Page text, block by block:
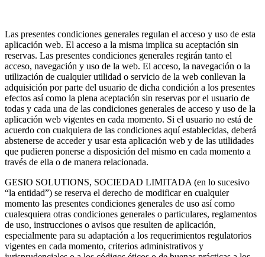
Las presentes condiciones generales regulan el acceso y uso de esta
aplicación web. El acceso a la misma implica su aceptación sin
reservas. Las presentes condiciones generales regirán tanto el
acceso, navegación y uso de la web. El acceso, la navegación o la
utilización de cualquier utilidad o servicio de la web conllevan la
adquisición por parte del usuario de dicha condición a los presentes
efectos así como la plena aceptación sin reservas por el usuario de
todas y cada una de las condiciones generales de acceso y uso de la
aplicación web vigentes en cada momento. Si el usuario no está de
acuerdo con cualquiera de las condiciones aquí establecidas, deberá
abstenerse de acceder y usar esta aplicación web y de las utilidades
que pudieren ponerse a disposición del mismo en cada momento a
través de ella o de manera relacionada.
GESIO SOLUTIONS, SOCIEDAD LIMITADA (en lo sucesivo
“la entidad”) se reserva el derecho de modificar en cualquier
momento las presentes condiciones generales de uso así como
cualesquiera otras condiciones generales o particulares, reglamentos
de uso, instrucciones o avisos que resulten de aplicación,
especialmente para su adaptación a los requerimientos regulatorios
vigentes en cada momento, criterios administrativos y